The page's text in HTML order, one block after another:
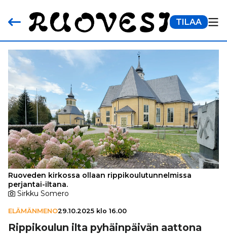
TILAA
Ruoveden kirkossa ollaan rippikoulutunnelmissa
perjantai-iltana.
Sirkku Somero
ELÄMÄNMENO29.10.2025 klo 16.00
Rip­pi­kou­lun ilta pyhäin­päi­vän aattona